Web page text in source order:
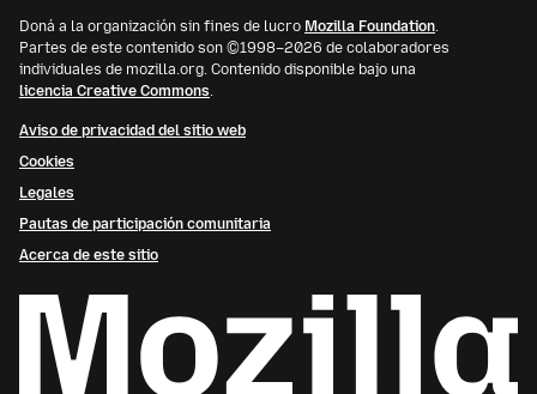
Doná a la organización sin fines de lucro Mozilla Foundation.
Partes de este contenido son ©1998–2026 de colaboradores
individuales de mozilla.org. Contenido disponible bajo una
licencia Creative Commons.
Aviso de privacidad del sitio web
Cookies
Legales
Pautas de participación comunitaria
Acerca de este sitio